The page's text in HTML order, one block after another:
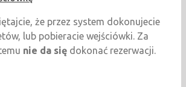
że przez system dokonujecie
lub pobieracie wejściówki. Za
nie da się dokonać rezerwacji.